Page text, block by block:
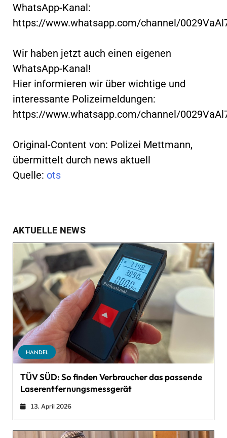
WhatsApp-Kanal:
https://www.whatsapp.com/channel/
Wir haben jetzt auch einen eigenen
WhatsApp-Kanal!
Hier informieren wir über wichtige und
interessante Polizeimeldungen:
https://www.whatsapp.com/channel/
Original-Content von: Polizei Mettmann,
übermittelt durch news aktuell
Quelle: ots
AKTUELLE NEWS
HANDEL
TÜV SÜD: So finden Verbraucher das passende
Laserentfernungsmessgerät
13. April 2026